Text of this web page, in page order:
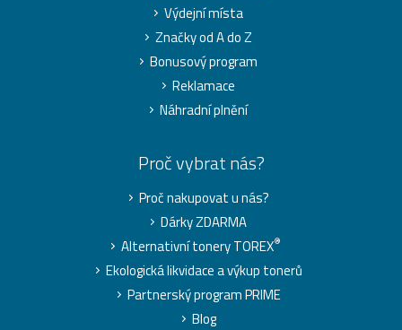
Výdejní místa
Značky od A do Z
Bonusový program
Reklamace
Náhradní plnění
Proč vybrat nás?
Proč nakupovat u nás?
Dárky ZDARMA
Alternativní tonery TOREX®
Ekologická likvidace a výkup tonerů
Partnerský program PRIME
Blog